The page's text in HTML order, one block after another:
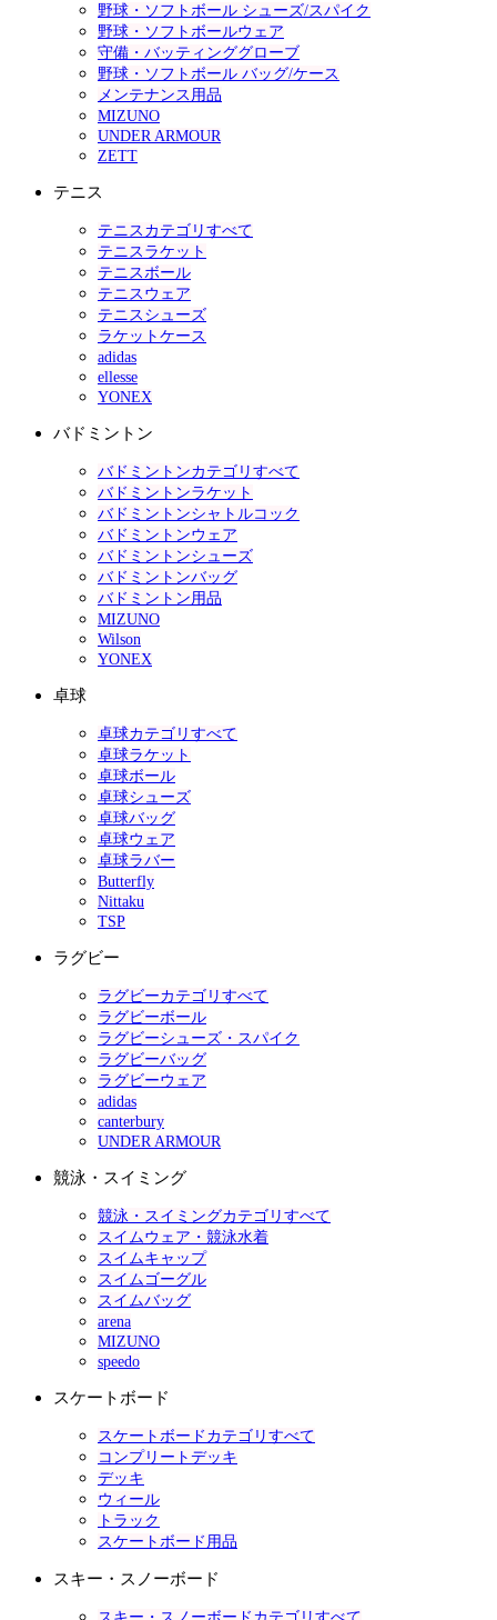
野球・ソフトボール シューズ/スパイク
野球・ソフトボールウェア
守備・バッティンググローブ
野球・ソフトボール バッグ/ケース
メンテナンス用品
MIZUNO
UNDER ARMOUR
ZETT
テニス
テニスカテゴリすべて
テニスラケット
テニスボール
テニスウェア
テニスシューズ
ラケットケース
adidas
ellesse
YONEX
バドミントン
バドミントンカテゴリすべて
バドミントンラケット
バドミントンシャトルコック
バドミントンウェア
バドミントンシューズ
バドミントンバッグ
バドミントン用品
MIZUNO
Wilson
YONEX
卓球
卓球カテゴリすべて
卓球ラケット
卓球ボール
卓球シューズ
卓球バッグ
卓球ウェア
卓球ラバー
Butterfly
Nittaku
TSP
ラグビー
ラグビーカテゴリすべて
ラグビーボール
ラグビーシューズ・スパイク
ラグビーバッグ
ラグビーウェア
adidas
canterbury
UNDER ARMOUR
競泳・スイミング
競泳・スイミングカテゴリすべて
スイムウェア・競泳水着
スイムキャップ
スイムゴーグル
スイムバッグ
arena
MIZUNO
speedo
スケートボード
スケートボードカテゴリすべて
コンプリートデッキ
デッキ
ウィール
トラック
スケートボード用品
スキー・スノーボード